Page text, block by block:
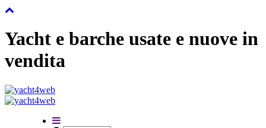
Yacht e barche usate e nuove in
vendita